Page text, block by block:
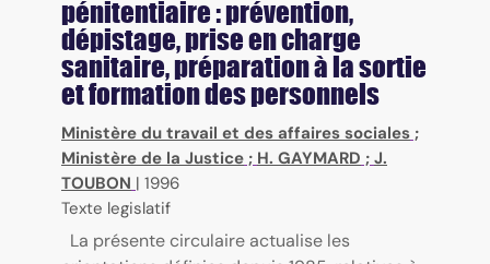
pénitentiaire : prévention,
dépistage, prise en charge
sanitaire, préparation à la sortie
et formation des personnels
Ministère du travail et des affaires sociales ;
Ministère de la Justice ; H. GAYMARD ; J.
TOUBON | 1996
Texte legislatif
La présente circulaire actualise les